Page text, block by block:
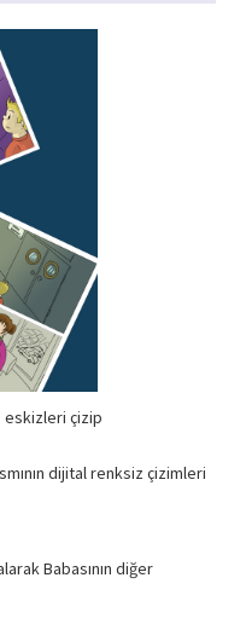
eskizleri çizip
dijital renksiz çizimleri
Babasının diğer